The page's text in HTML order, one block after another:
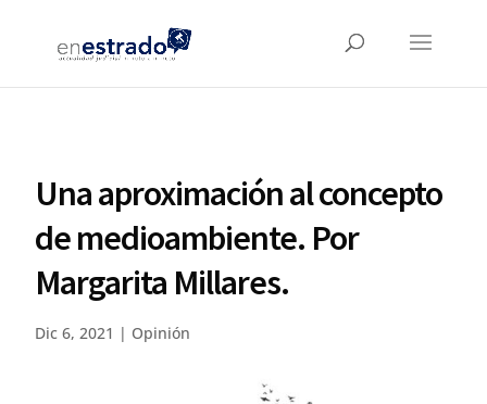
Una aproximación al concepto
de medioambiente. Por
Margarita Millares.
Dic 6, 2021 | Opinión